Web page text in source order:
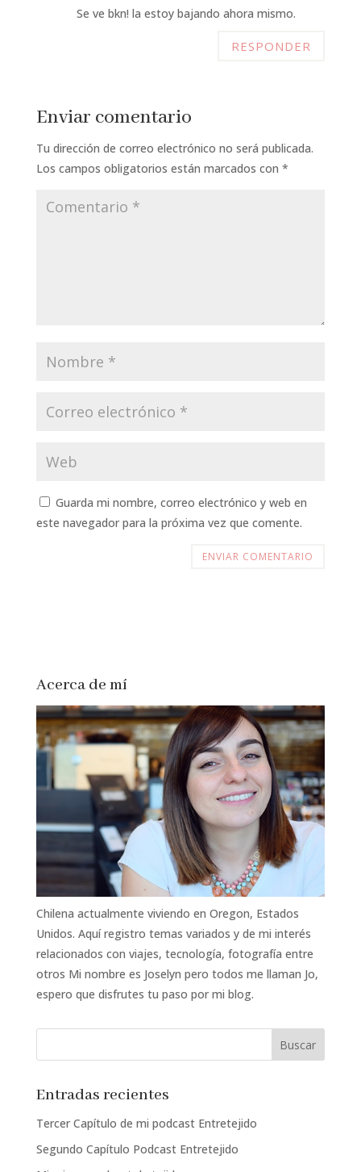
Se ve bkn! la estoy bajando ahora mismo.
RESPONDER
Enviar comentario
Tu dirección de correo electrónico no será publicada.
Los campos obligatorios están marcados con *
Guarda mi nombre, correo electrónico y web en
este navegador para la próxima vez que comente.
Acerca de mí
Chilena actualmente viviendo en Oregon, Estados
Unidos. Aquí registro temas variados y de mi interés
relacionados con viajes, tecnología, fotografía entre
otros Mi nombre es Joselyn pero todos me llaman Jo,
espero que disfrutes tu paso por mi blog.
Entradas recientes
Tercer Capítulo de mi podcast Entretejido
Segundo Capítulo Podcast Entretejido